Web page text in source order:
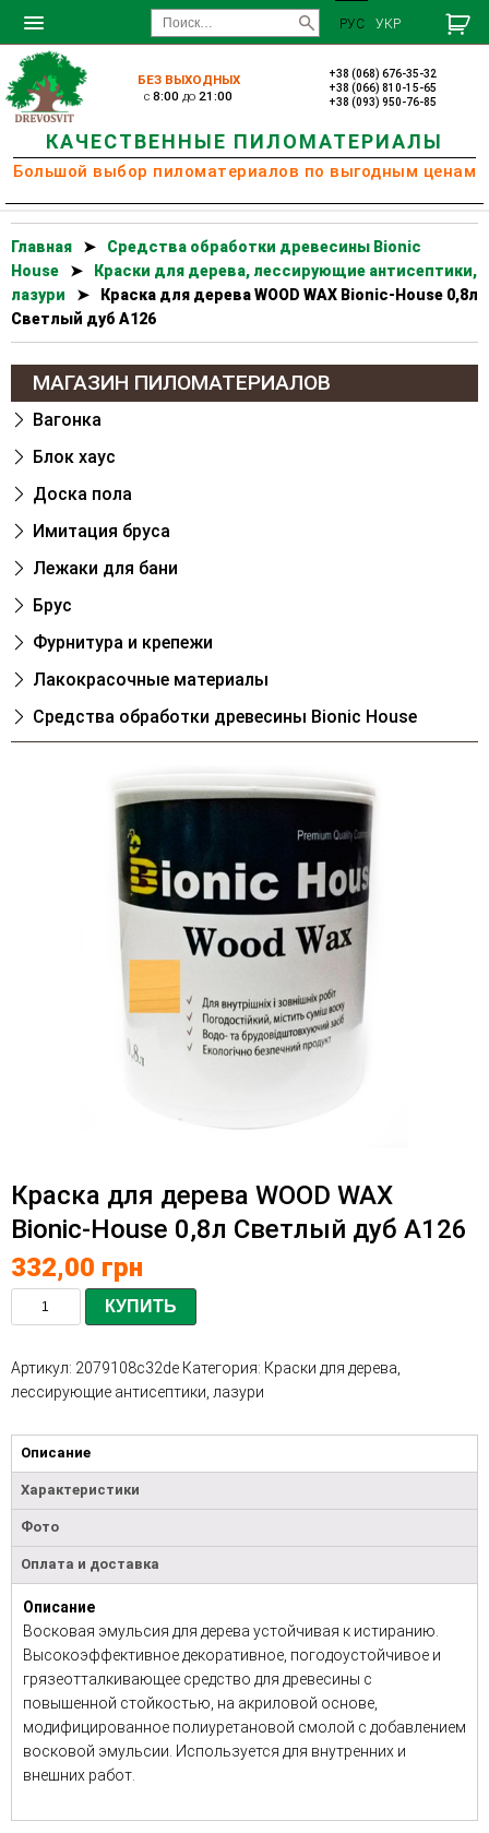
РУС УКР
БЕЗ ВЫХОДНЫХ
c8:00 до21:00
+38 (068) 676-35-32
+38 (066) 810-15-65
+38 (093) 950-76-85
КАЧЕСТВЕННЫЕ ПИЛОМАТЕРИАЛЫ
Большой выбор пиломатериалов по выгодным ценам
Главная ➤
Cредства обработки древесины Bionic
House
➤
Краски для дерева, лессирующие антисептики,
лазури
➤
Краска для дерева WOOD WAX Bionic-House 0,8л
Светлый дуб А126
МАГАЗИН ПИЛОМАТЕРИАЛОВ
Вагонка
Блок хаус
Доска пола
Имитация бруса
Лежаки для бани
Брус
Фурнитура и крепежи
Лакокрасочные материалы
Cредства обработки древесины Bionic House
Краска для дерева WOOD WAX
Bionic-House 0,8л Светлый дуб А126
332,00 грн
КУПИТЬ
Артикул: 2079108c32de Категория: Краски для дерева,
лессирующие антисептики, лазури
Описание
Характеристики
Фото
Оплата и доставка
Описание
Восковая эмульсия для дерева устойчивая к истиранию.
Высокоэффективное декоративное, погодоустойчивое и
грязеотталкивающее средство для древесины с
повышенной стойкостью, на акриловой основе,
модифицированное полиуретановой смолой с добавлением
восковой эмульсии. Используется для внутренних и
внешних работ.